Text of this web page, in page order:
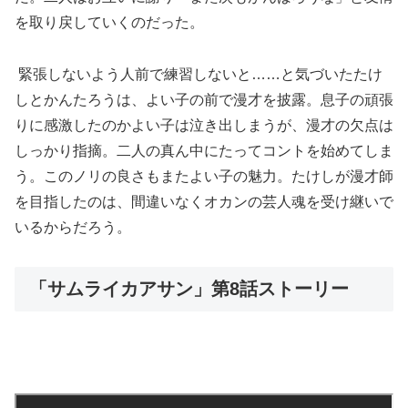
を取り戻していくのだった。
緊張しないよう人前で練習しないと……と気づいたたけ
しとかんたろうは、よい子の前で漫才を披露。息子の頑張
りに感激したのかよい子は泣き出しまうが、漫才の欠点は
しっかり指摘。二人の真ん中にたってコントを始めてしま
う。このノリの良さもまたよい子の魅力。たけしが漫才師
を目指したのは、間違いなくオカンの芸人魂を受け継いで
いるからだろう。
「サムライカアサン」第8話ストーリー